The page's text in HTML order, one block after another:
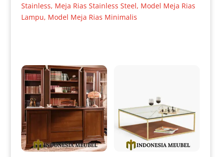
Stainless, Meja Rias Stainless Steel, Model Meja Rias
Lampu, Model Meja Rias Minimalis